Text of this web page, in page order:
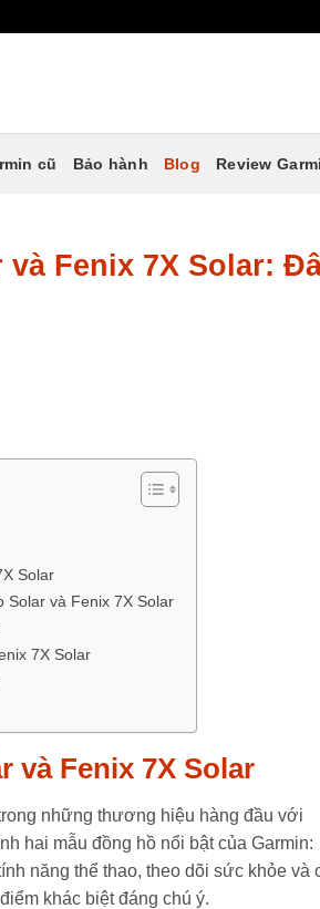
cũ Bảo hành Blog Review
và Fenix 7X Solar:
Solar
Solar và Fenix 7X Solar
7X Solar
và Fenix 7X Solar
những thương hiệu hàng đầu với
hai mẫu đồng hồ nổi bật của Garmin:
năng thể thao, theo dõi sức khỏe và
khác biệt đáng chú ý.